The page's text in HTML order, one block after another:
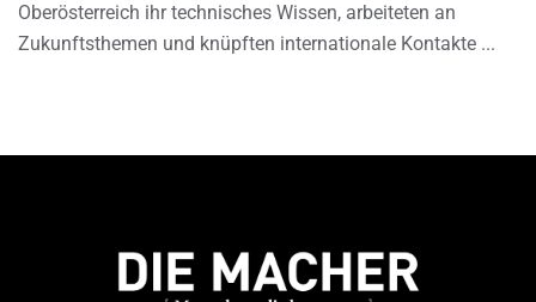
Oberösterreich ihr technisches Wissen, arbeiteten an
Zukunftsthemen und knüpften internationale Kontakte